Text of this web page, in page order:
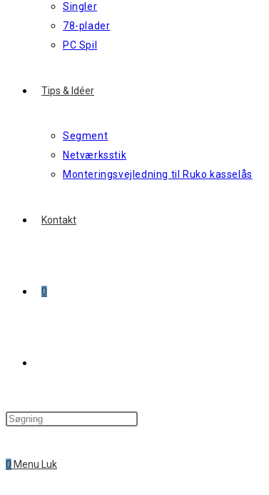
Singler
78-plader
PC Spil
Tips & Idéer
Segment
Netværksstik
Monteringsvejledning til Ruko kasselås
Kontakt
0
0 Menu Luk